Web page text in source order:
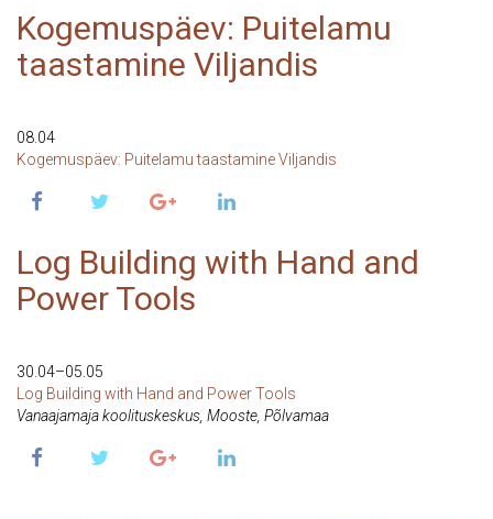
Kogemuspäev: Puitelamu
taastamine Viljandis
08.04
Kogemuspäev: Puitelamu taastamine Viljandis
Log Building with Hand and
Power Tools
30.04–05.05
Log Building with Hand and Power Tools
Vanaajamaja koolituskeskus, Mooste, Põlvamaa